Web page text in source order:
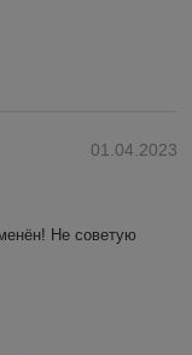
01.04.2023
Не советую